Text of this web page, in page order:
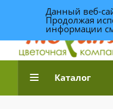
Каталог
Данный веб-
Продолжая
информации